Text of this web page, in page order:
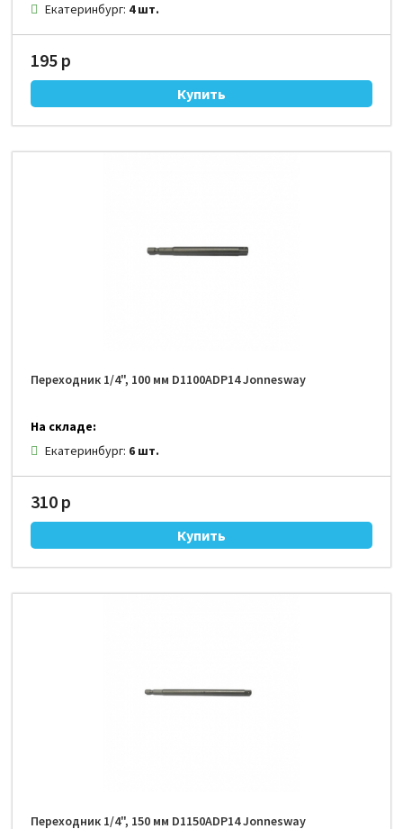
Екатеринбург: 4 шт.
195 р
Переходник 1/4", 100 мм D1100ADP14 Jonnesway
На складе:
Екатеринбург: 6 шт.
310 р
Переходник 1/4", 150 мм D1150ADP14 Jonnesway